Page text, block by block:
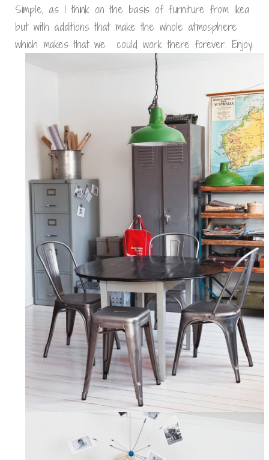
Simple, as I think on the basis of furniture from Ikea
but with additions that make the whole atmosphere
which makes that we could work there forever. Enjoy.